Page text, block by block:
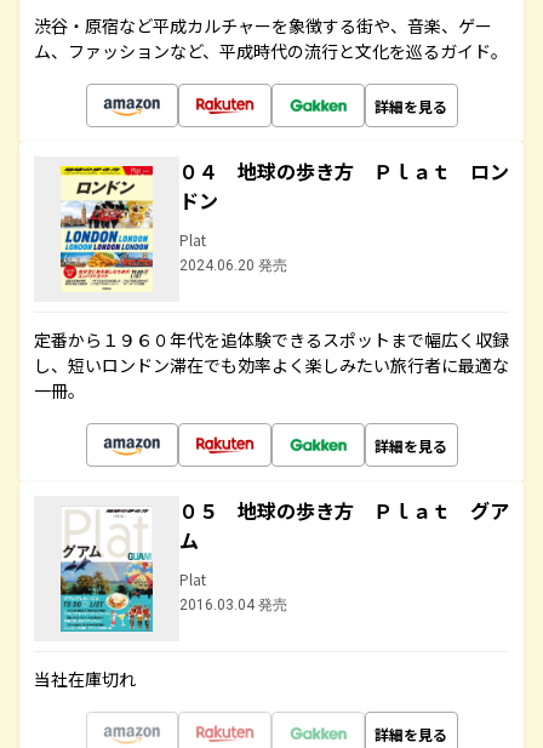
渋谷・原宿など平成カルチャーを象徴する街や、音楽、ゲー
ム、ファッションなど、平成時代の流行と文化を巡るガイド。
詳細を見る
０４ 地球の歩き方 Ｐｌａｔ ロン
ドン
Plat
2024.06.20 発売
定番から１９６０年代を追体験できるスポットまで幅広く収録
し、短いロンドン滞在でも効率よく楽しみたい旅行者に最適な
一冊。
詳細を見る
０５ 地球の歩き方 Ｐｌａｔ グア
ム
Plat
2016.03.04 発売
当社在庫切れ
詳細を見る